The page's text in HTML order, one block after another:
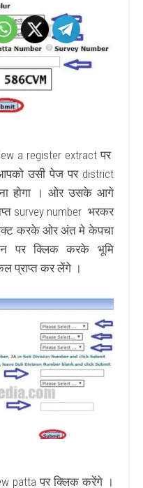
a register extract पर
उसी पेज पर district
होगा । ओर उसके आगे
survey number भरकर
करके ओर अंत मे केपचा
पर क्लिक करके भूमि
प्राप्त कर लेंगे ।
patta पर क्लिक करेंगे ।